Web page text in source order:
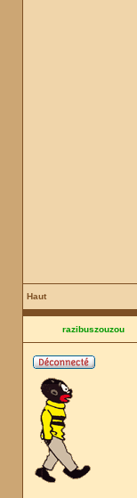
Haut
razibuszouzou